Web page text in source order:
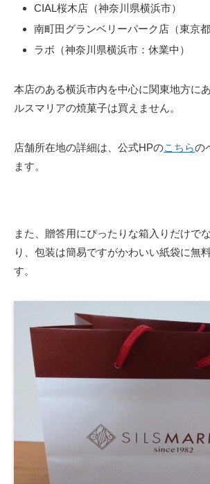
CIAL桜木店（神奈川県横浜市）
南町田グランベリーパーク店（東京都
ラボ（神奈川県横浜市：休業中）
本店のある横浜市内を中心に関東地方に
ルスマリアの焼菓子は買えません。
店舗所在地の詳細は、公式HPのこちらの
ます。
また、贈答用にぴったりな箱入りだけで
り、包装は簡易ですがかわいい紙袋に無
す。